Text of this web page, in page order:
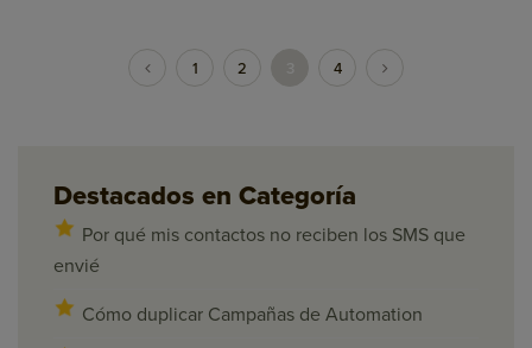
1 2 3 4
Destacados en Categoría
Por qué mis contactos no reciben los SMS que
envié
Cómo duplicar Campañas de Automation